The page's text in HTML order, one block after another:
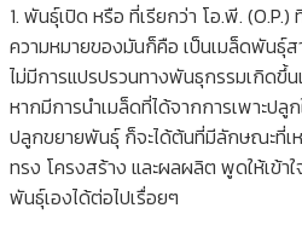
1. พันธุ์เปิด หรือ ที่เรียกว่า โอ.พี.
ความหมายของมันก็คือ เป็นเมล็ดพันธุ์
ไม่มีการแปรปรวนทางพันธุกรรมเกิดขึ้
หากมีการนำเมล็ดที่ได้จากการเพาะปลู
ปลูกขยายพันธุ์ ก็จะได้ต้นที่มีลักษณะที่เ
ทรง โครงสร้าง และผลผลิต พูดให้เข้า
พันธุ์เองได้ต่อไปเรื่อยๆ